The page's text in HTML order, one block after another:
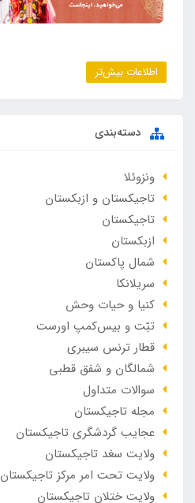
اطلاعات بیش‌تر
دسته‌بندی
ونزوئلا
تاجیکستان و ازبکستان
تاجیکستان
ازبکستان
شمال پاکستان
سریلانکا
کنیا و حیات وحش
تبّت و بیس‌کمپ اورست
قطار ترنس سیبری
شمالگان و شفق قطبی
سوالات متداول
مجله تاجیکستان
عجایب گردشگری تاجیکستان
ولایت سغد تاجیکستان
ولایت تحت امر مرکز تاجیکستان
ولایت ختلان تاجیکستان